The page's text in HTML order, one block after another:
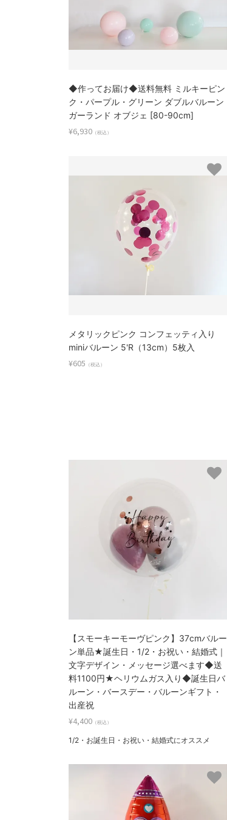
◆作ってお届け◆送料無料 ミルキーピン
ク・パープル・グリーン ダブルバルーン
ガーランド オブジェ [80-90cm]
¥6,930 （税込）
メタリックピンク コンフェッティ入り
miniバルーン 5'R（13cm）5枚入
¥605 （税込）
【スモーキーモーヴピンク】37cmバルー
ン単品★誕生日・1/2・お祝い・結婚式｜
文字デザイン・メッセージ選べます◆送
料1100円★ヘリウムガス入り◆誕生日バ
ルーン・バースデー・バルーンギフト・
出産祝
¥4,400 （税込）
1/2・お誕生日・お祝い・結婚式にオススメ